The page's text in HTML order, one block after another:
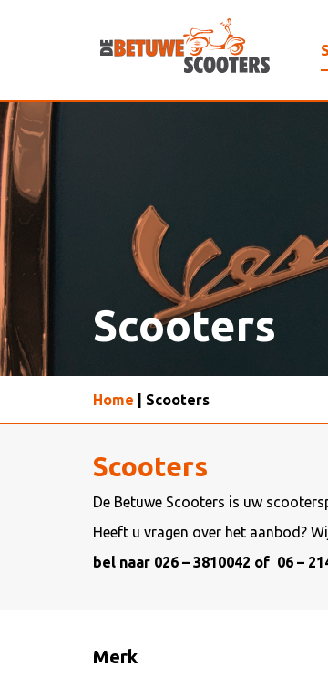
Scooters
Home | Scooters
Scooters
De Betuwe Scooters is uw
Heeft u vragen over het aanbod?
bel naar 026 – 3810042 of 06 –
Merk